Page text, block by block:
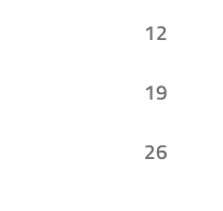
12
19
26